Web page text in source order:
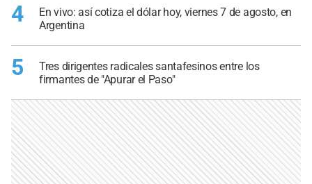
4
En vivo: así cotiza el dólar hoy, viernes 7 de agosto, en
Argentina
5
Tres dirigentes radicales santafesinos entre los
firmantes de "Apurar el Paso"